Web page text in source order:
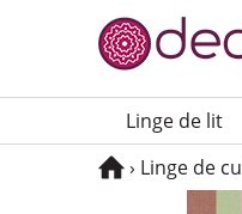
Navigation principale
Linge de lit
Vous êtes ici :
› Linge de